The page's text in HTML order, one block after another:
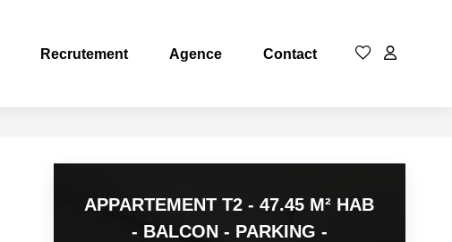
Recrutement Agence Contact
APPARTEMENT T2 - 47.45 M² HAB
- BALCON - PARKING -